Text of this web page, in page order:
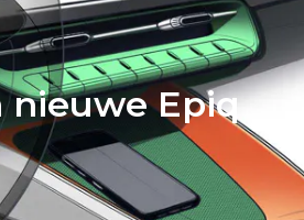
nieuwe Epiq